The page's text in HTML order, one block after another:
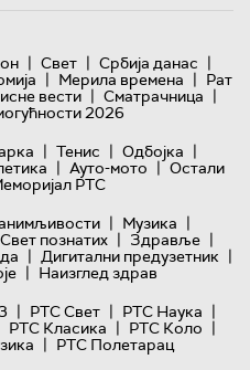
| Свет | Србија данас |
| Мерила времена | Рат
вести | Сматрачница |
2026
| Тенис | Одбојка |
| Ауто-мото | Остали
РТС
| Музика |
Свет познатих | Здравље |
| Дигитални предузетник |
| Наизглед здрав
| РТС Свет | РТС Наука |
РТС Класика | РТС Коло |
| РТС Полетарац